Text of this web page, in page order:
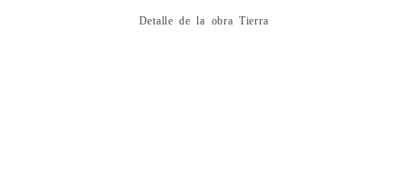
Detalle de la obra Tierra